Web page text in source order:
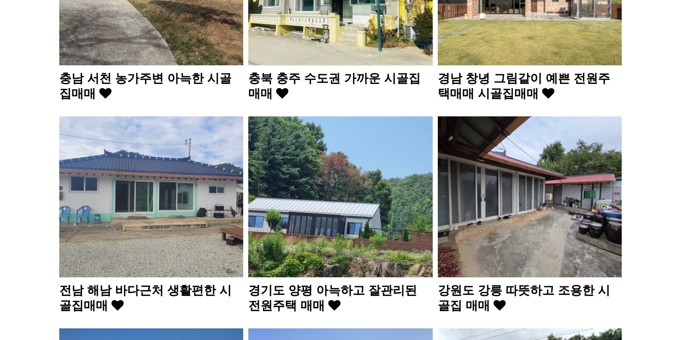
충남 서천 농가주변 아늑한 시골
집매매
충북 충주 수도권 가까운 시골집
매매
경남 창녕 그림같이 예쁜 전원주
택매매 시골집매매
전남 해남 바다근처 생활편한 시
골집매매
경기도 양평 아늑하고 잘관리된
전원주택 매매
강원도 강릉 따뜻하고 조용한 시
골집 매매